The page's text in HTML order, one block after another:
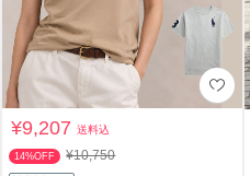
¥9,207送料込
14%OFF ¥10,750